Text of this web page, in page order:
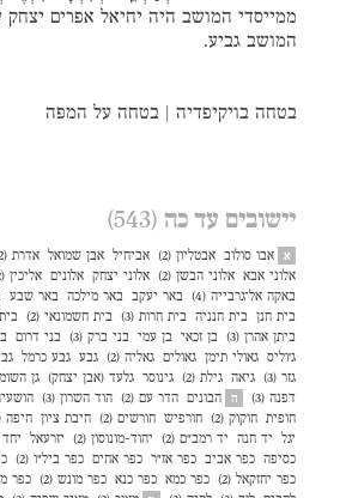
ממייסדי המושב היה יחיאל אפרים יצחק
המושב גביע.
בטחה בויקיפדיה |בטחה על המפה
יישובים עד כה (543)
א אבו סולוב אבטליון (2) אביחיל אבן שמואל אדרת (2)
אלוני אבא
אלוני הבשן (2) אלוני יצחק אלונים אליכין (2)
באקה אל־גרבייה (4) באר יעקב באר מילכה באר שבע
בית חנן
בית חנניה בית חרות (3) בית חשמונאי (2)
ביתן אהרן (3)
בן זכאי בן עמי בני ברק (3) בני דרום
ג׳וליס
גאולי תימן גאולים גאליה (2) גבע גבע כרמל
גזר (3)
גיאה גילת (2) גינוסר גלעד (אבן יצחק) גן
דפנה (3)
ה הבונים הדר עם (2) הוד השרון (3)
חופית
חוקוק (2) חורפיש חורשים (2) חיבת ציון חיפה
יגל
יד חנה יד רמב״ם (2) יהוד-מונוסון (2) יזרעאל יחד
כסיפה
כפר אביב כפר אז"ר כפר אחים כפר ביל"ו (2)
כפר יחזקאל (2)
כפר כמא כפר כנא כפר מונש (2) כפר